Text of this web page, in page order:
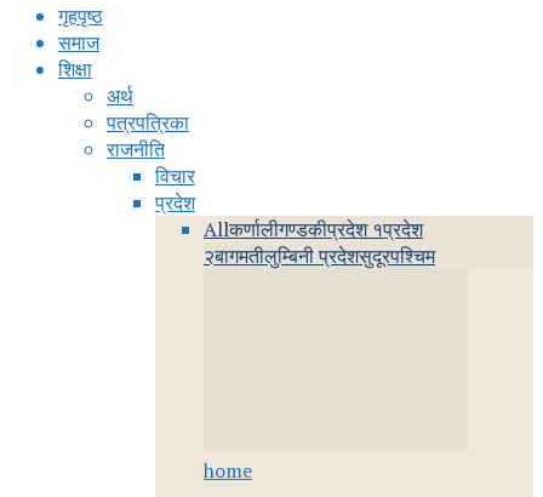
गृहपृष्ठ
समाज
शिक्षा
अर्थ
पत्रपत्रिका
राजनीति
विचार
प्रदेश
Allकर्णालीगण्डकीप्रदेश १प्रदेश
२बागमतीलुम्बिनी प्रदेशसुदूरपश्चिम
home